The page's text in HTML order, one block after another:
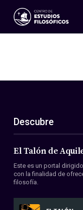
Eventos
ES
EN
Acerca de nosotros
Miembros
Convenios
Descubre
El Talón de
Este es un portal
con la finalidad de
filosofía.